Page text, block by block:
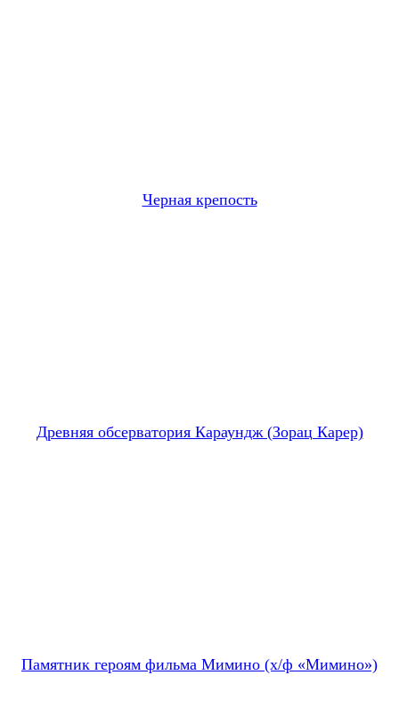
Черная крепость
Древняя обсерватория Караундж (Зорац Карер)
Памятник героям фильма Мимино (х/ф «Мимино»)